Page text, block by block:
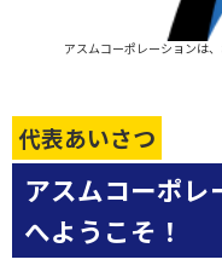
アスムコーポレーションは
代表あいさつ
アスムコーポレ
へようこそ！